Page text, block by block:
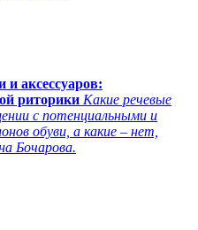
и аксессуаров:
риторики Какие речевые
с потенциальными и
обуви, а какие – нет,
Бочарова.